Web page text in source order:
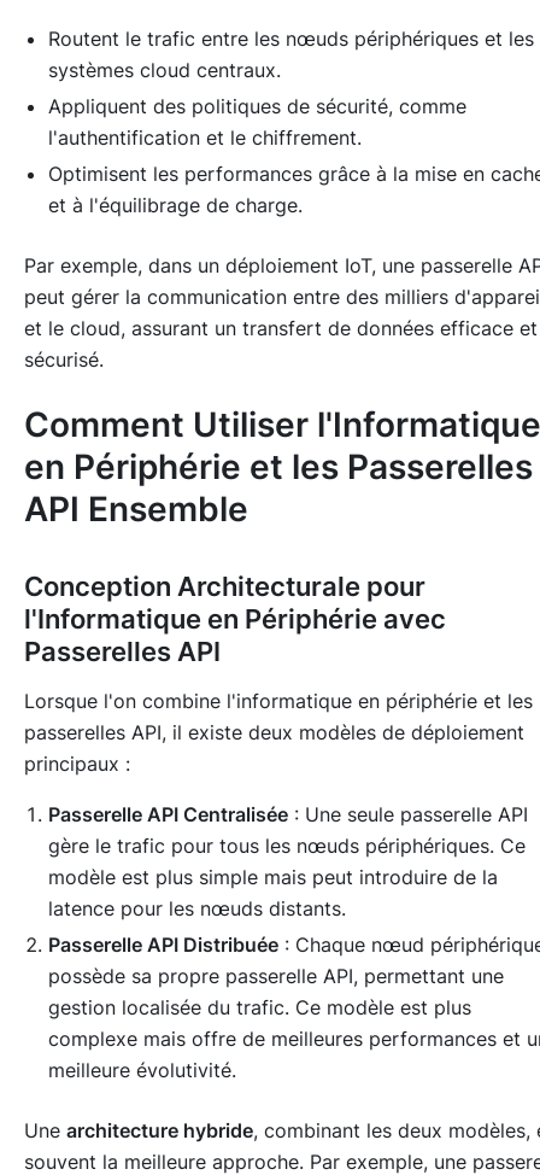
Routent le trafic entre les nœuds périphériques et les
systèmes cloud centraux.
Appliquent des politiques de sécurité, comme
l'authentification et le chiffrement.
Optimisent les performances grâce à la mise en
et à l'équilibrage de charge.
Par exemple, dans un déploiement IoT, une passerelle
peut gérer la communication entre des milliers
et le cloud, assurant un transfert de données efficace et
sécurisé.
Comment Utiliser l'Informatique
en Périphérie et les Passerelles
API Ensemble
Conception Architecturale pour
l'Informatique en Périphérie avec
Passerelles API
Lorsque l'on combine l'informatique en périphérie et les
passerelles API, il existe deux modèles de déploiement
principaux :
Passerelle API Centralisée : Une seule passerelle API
gère le trafic pour tous les nœuds périphériques. Ce
modèle est plus simple mais peut introduire de la
latence pour les nœuds distants.
Passerelle API Distribuée : Chaque nœud
possède sa propre passerelle API, permettant une
gestion localisée du trafic. Ce modèle est plus
complexe mais offre de meilleures performances et
meilleure évolutivité.
Une architecture hybride, combinant les deux modèles,
souvent la meilleure approche. Par exemple, une